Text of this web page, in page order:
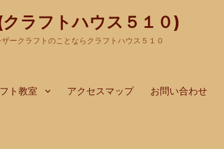
ラフトハウス５１０)
クラフトのことならクラフトハウス５１０
ト教室 アクセスマップ お問い合わせ